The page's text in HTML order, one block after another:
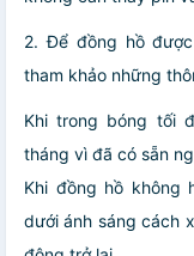
2. Để đồng hồ
tham khảo những
Khi trong bóng tối
tháng vì đã có sẵn
Khi đồng hồ không
dưới ánh sáng cách